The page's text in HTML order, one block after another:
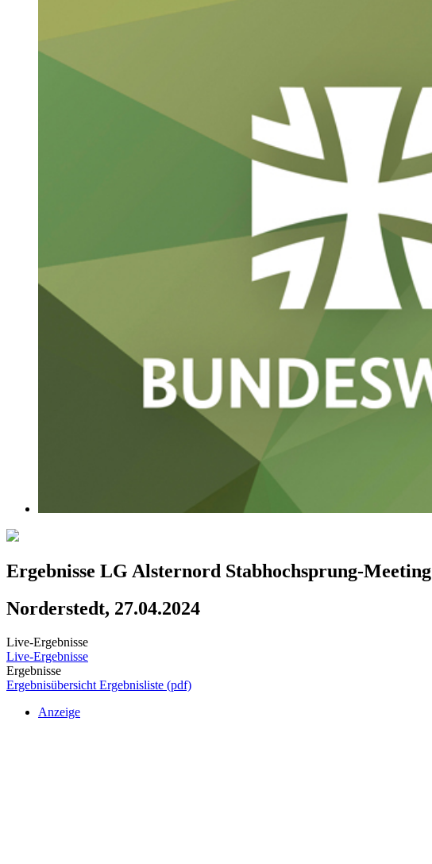
Ergebnisse LG Alsternord Stabhochsprung-Meeting
Norderstedt, 27.04.2024
Live-Ergebnisse
Live-Ergebnisse
Ergebnisse
Ergebnisübersicht Ergebnisliste (pdf)
Anzeige